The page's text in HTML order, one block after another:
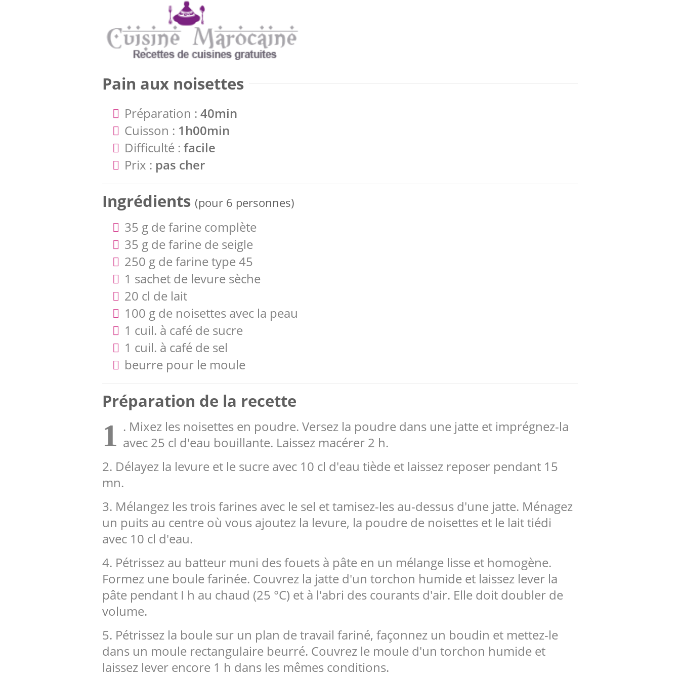
Pain aux noisettes
Préparation : 40min
Cuisson : 1h00min
Difficulté : facile
Prix : pas cher
Ingrédients (pour 6 personnes)
35 g de farine complète
35 g de farine de seigle
250 g de farine type 45
1 sachet de levure sèche
20 cl de lait
100 g de noisettes avec la peau
1 cuil. à café de sucre
1 cuil. à café de sel
beurre pour le moule
Préparation de la recette
1 . Mixez les noisettes en poudre. Versez la poudre dans une jatte et imprégnez-la
avec 25 cl d'eau bouillante. Laissez macérer 2 h.
2. Délayez la levure et le sucre avec 10 cl d'eau tiède et laissez reposer pendant 15
mn.
3. Mélangez les trois farines avec le sel et tamisez-les au-dessus d'une jatte. Ménagez
un puits au centre où vous ajoutez la levure, la poudre de noisettes et le lait tiédi
avec 10 cl d'eau.
4. Pétrissez au batteur muni des fouets à pâte en un mélange lisse et homogène.
Formez une boule farinée. Couvrez la jatte d'un torchon humide et laissez lever la
pâte pendant I h au chaud (25 °C) et à l'abri des courants d'air. Elle doit doubler de
volume.
5. Pétrissez la boule sur un plan de travail fariné, façonnez un boudin et mettez-le
dans un moule rectangulaire beurré. Couvrez le moule d'un torchon humide et
laissez lever encore 1 h dans les mêmes conditions.